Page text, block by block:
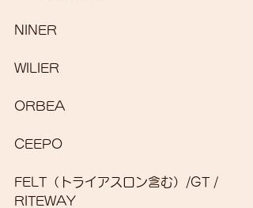
NINER
WILIER
ORBEA
CEEPO
FELT（トライアスロン含む）/GT /
RITEWAY